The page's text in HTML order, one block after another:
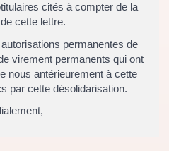
cités à compter de la
cette lettre.
permanentes de
virement permanents qui ont
nous antérieurement à cette
par cette désolidarisation.